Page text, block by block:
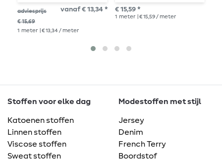
Wilde Dieren Beige
adviesprijs
€ 15,69
vanaf € 13,34 *
1 meter | € 13,34 / meter
kleurrijke bloemen roze
€ 15,59 *
1 meter | € 15,59 / meter
Stoffen voor elke dag
Katoenen stoffen
Linnen stoffen
Viscose stoffen
Sweat stoffen
Modestoffen met stijl
Jersey
Denim
French Terry
Boordstof